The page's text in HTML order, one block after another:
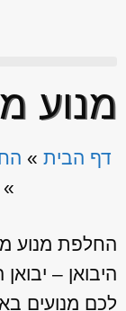
מנוע
דף הבית»
»
החלפת מנוע
היבואן –
לכם מנועים